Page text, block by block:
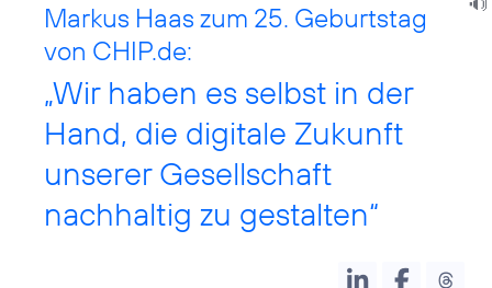
Markus Haas zum 25. Geburtstag
von CHIP.de:
„Wir haben es selbst in der
Hand, die digitale Zukunft
unserer Gesellschaft
nachhaltig zu gestalten“